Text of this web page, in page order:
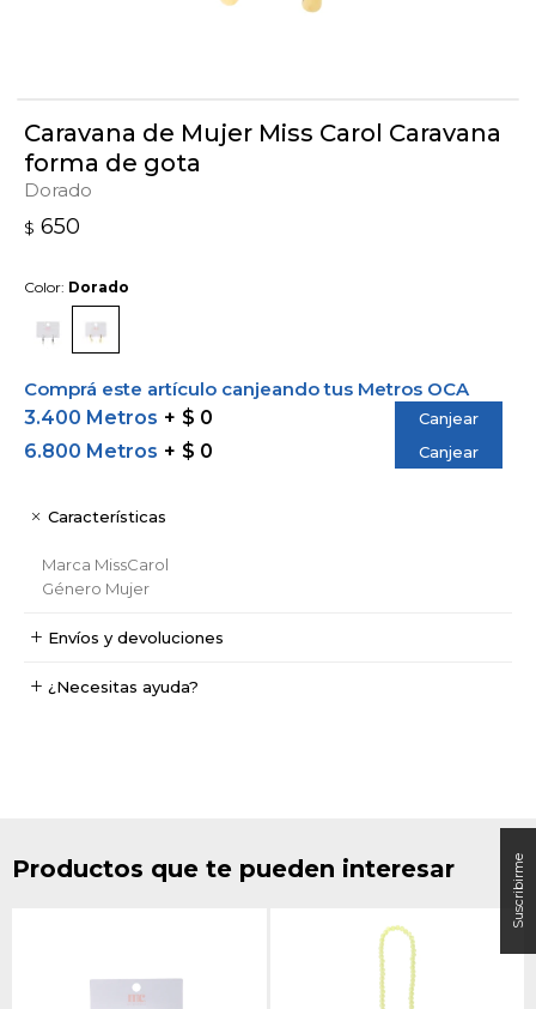
Caravana de Mujer Miss Carol Caravana
forma de gota
Dorado
$ 650
Color: Dorado
Comprá este artículo canjeando tus Metros OCA
3.400 Metros
$ 0 Canjear
6.800 Metros $ 0 Canjear
Características
Marca MissCarol
Género Mujer
Envíos y devoluciones
¿Necesitas ayuda?
Productos que te pueden interesar